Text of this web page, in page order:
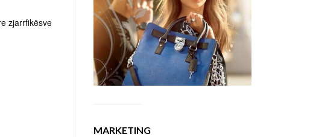
zjarrfikësve
MARKETING